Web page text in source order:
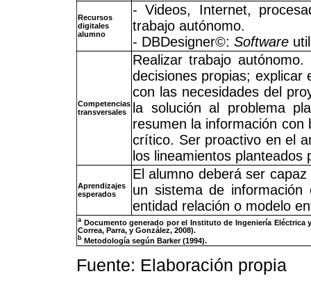
Recursos
digitales
alumno
- Videos, Internet,
trabajo autónomo.
- DBDesigner©: Software
Competencias
transversales
Realizar trabajo
decisiones propias; explicar
con las necesidades del
la solución al problema
resumen la información con
crítico. Ser proactivo en el
los lineamientos planteados
Aprendizajes
esperados
El alumno deberá ser
un sistema de
entidad relación o modelo
a Documento generado por el Instituto de Ingeniería Eléctrica
Correa, Parra, y González, 2008).
b Metodología según Barker (1994).
Fuente: Elaboración propia